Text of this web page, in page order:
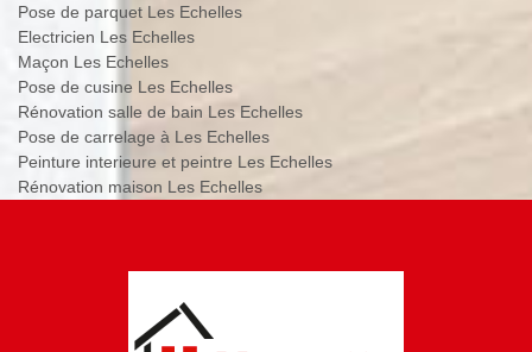
Pose de parquet Les Echelles
Electricien Les Echelles
Maçon Les Echelles
Pose de cusine Les Echelles
Rénovation salle de bain Les Echelles
Pose de carrelage à Les Echelles
Peinture interieure et peintre Les Echelles
Rénovation maison Les Echelles